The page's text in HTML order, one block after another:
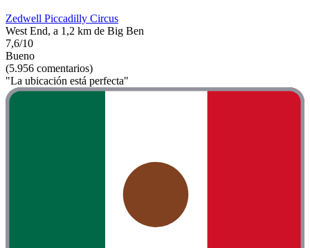
Zedwell Piccadilly Circus
West End, a 1,2 km de Big Ben
7,6/10
Bueno
(5.956 comentarios)
"La ubicación está perfecta"